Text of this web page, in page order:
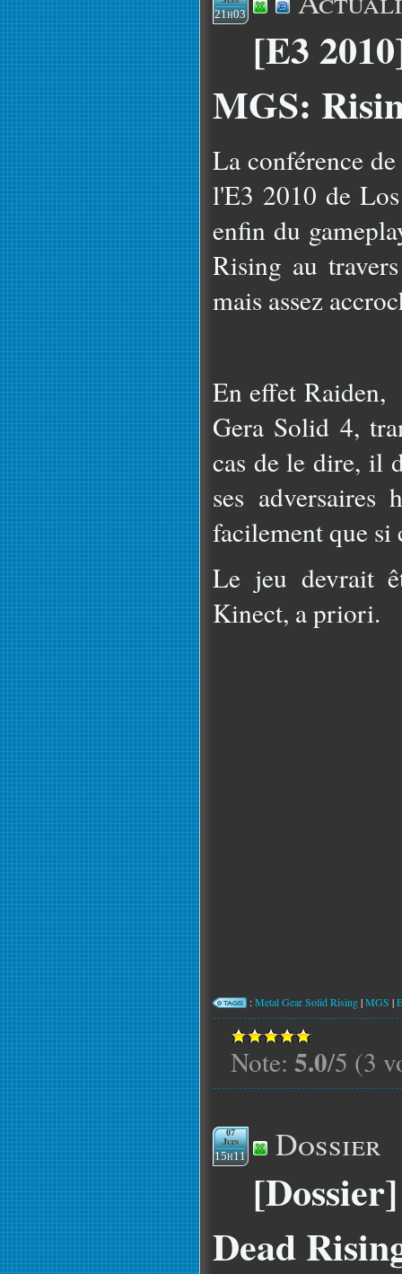
21h03
[E3
MGS:
La conférence
l'E3 2010 de
enfin du
Rising au
mais assez
En effet
Gera Solid 4,
cas de le dire, il
ses adversaires
facilement que si
Le jeu devrait
Kinect, a priori.
:Metal Gear Solid Rising|MGS |
Note: 5.0/5 (3
07
Juin
15h11 Dossier
Dead